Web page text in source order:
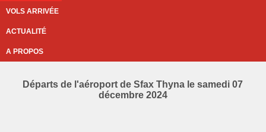
VOLS ARRIVÉE
ACTUALITÉ
A PROPOS
Départs de l'aéroport de Sfax Thyna le samedi 07
décembre 2024